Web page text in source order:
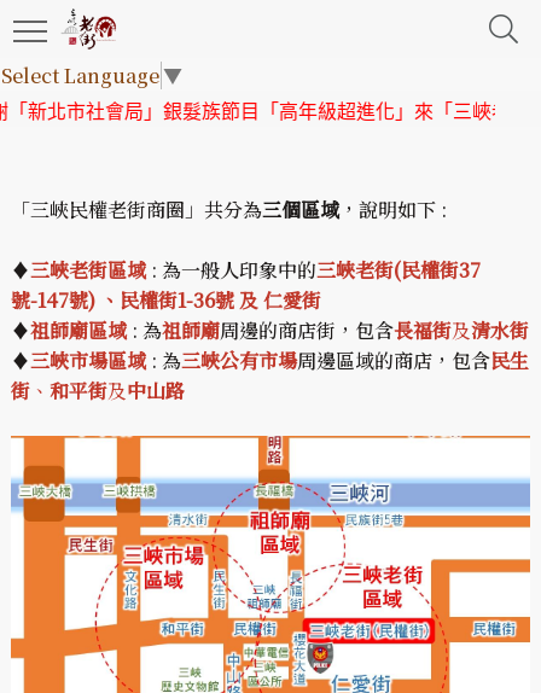
Select Language▼
北市社會局」銀髮族節目「高年級超進化」來「三峽老街」
「三峽民權老街商圈」共分為三個區域，說明如下 :
♦三峽老街區域: 為一般人印象中的三峽老街(民權街37
號-147號) 、民權街1-36號 及 仁愛街
♦祖師廟區域: 為祖師廟周邊的商店街，包含長福街及清水街
♦三峽市場區域: 為三峽公有市場周邊區域的商店，包含民生
街、 和平街及中山路